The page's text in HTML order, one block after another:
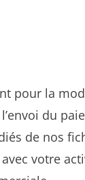
pour la
du
de nos
votre